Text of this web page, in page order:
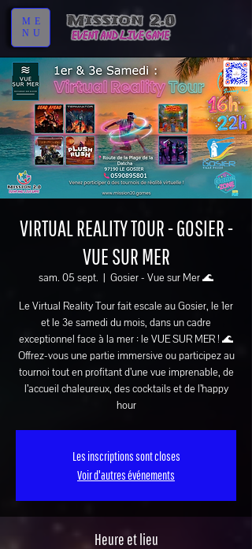
ME
NU
VIRTUAL REALITY TOUR - GOSIER -
VUE SUR MER
sam. 05 sept.
  |
Gosier - Vue sur Mer 🌊
Le Virtual Reality Tour fait escale au Gosier, le 1er
et le 3e samedi du mois, dans un cadre
exceptionnel face à la mer : le VUE SUR MER ! 🌊
Offrez-vous une partie immersive ou participez au
tournoi tout en profitant d’une vue imprenable, de
l’accueil chaleureux, des cocktails et de l’happy
hour
Les inscriptions sont closes
Voir d'autres événements
Heure et lieu